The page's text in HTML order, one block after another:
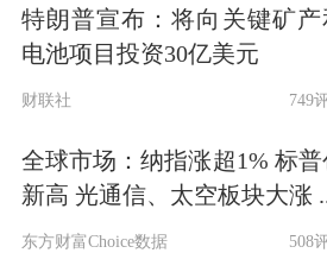
为0.45%；标准普尔500
9.82点，收于
点，收于27093.9点，涨
特朗普宣布：将向关键矿产
电池项目投资30亿美元
财联社 749
全球市场：纳指涨超1% 标普
新高 光通信、太空板块大涨
东方财富Choice数据 508